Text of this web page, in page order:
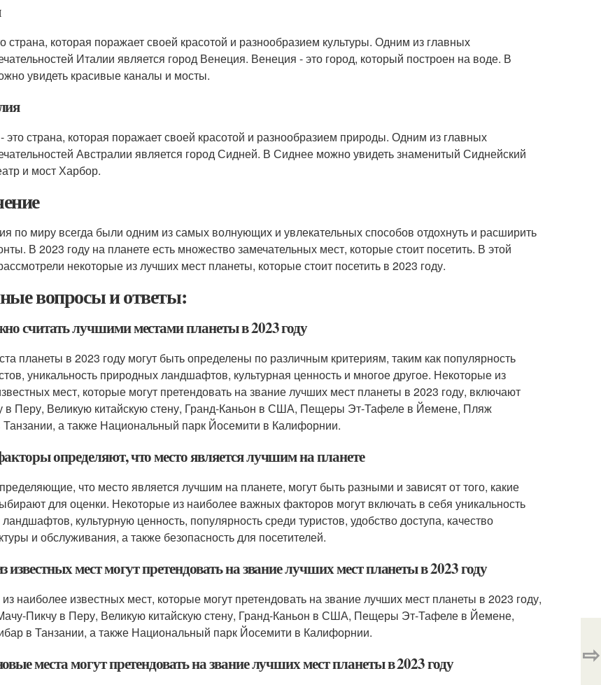
страна, которая поражает своей красотой и разнообразием культуры. Одним из главных
Италии является город Венеция. Венеция - это город, который построен на воде. В
увидеть красивые каналы и мосты.
это страна, которая поражает своей красотой и разнообразием природы. Одним из главных
Австралии является город Сидней. В Сиднее можно увидеть знаменитый Сиднейский
и мост Харбор.
по миру всегда были одним из самых волнующих и увлекательных способов отдохнуть и расширить
В 2023 году на планете есть множество замечательных мест, которые стоит посетить. В этой
некоторые из лучших мест планеты, которые стоит посетить в 2023 году.
вопросы и ответы:
считать лучшими местами планеты в 2023 году
планеты в 2023 году могут быть определены по различным критериям, таким как популярность
уникальность природных ландшафтов, культурная ценность и многое другое. Некоторые из
мест, которые могут претендовать на звание лучших мест планеты в 2023 году, включают
в Перу, Великую китайскую стену, Гранд-Каньон в США, Пещеры Эт-Тафеле в Йемене, Пляж
Танзании, а также Национальный парк Йосемити в Калифорнии.
определяют, что место является лучшим на планете
что место является лучшим на планете, могут быть разными и зависят от того, какие
для оценки. Некоторые из наиболее важных факторов могут включать в себя уникальность
культурную ценность, популярность среди туристов, удобство доступа, качество
и обслуживания, а также безопасность для посетителей.
известных мест могут претендовать на звание лучших мест планеты в 2023 году
наиболее известных мест, которые могут претендовать на звание лучших мест планеты в 2023 году,
Пикчу в Перу, Великую китайскую стену, Гранд-Каньон в США, Пещеры Эт-Тафеле в Йемене,
в Танзании, а также Национальный парк Йосемити в Калифорнии.
места могут претендовать на звание лучших мест планеты в 2023 году ⇨